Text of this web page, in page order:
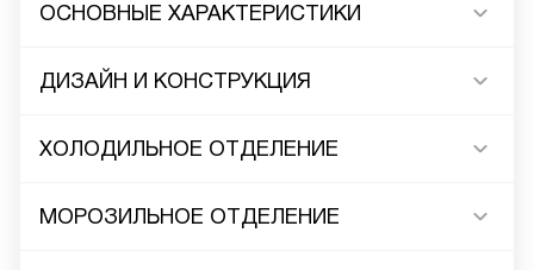
ОСНОВНЫЕ ХАРАКТЕРИСТИКИ
ДИЗАЙН И КОНСТРУКЦИЯ
ХОЛОДИЛЬНОЕ ОТДЕЛЕНИЕ
МОРОЗИЛЬНОЕ ОТДЕЛЕНИЕ